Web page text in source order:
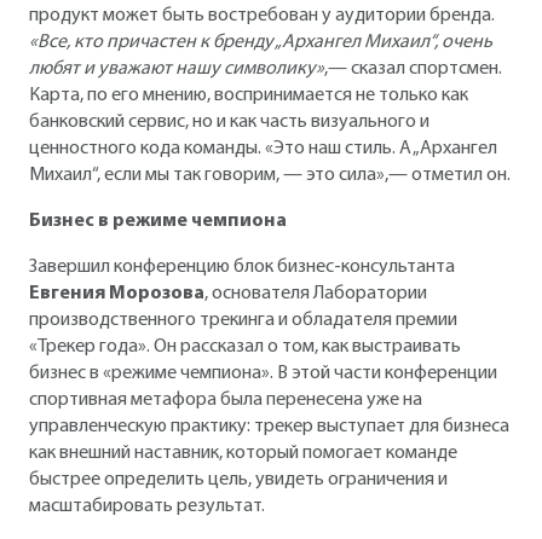
продукт может быть востребован у аудитории бренда.
«Все, кто причастен к бренду „Архангел Михаил“, очень
любят и уважают нашу символику»,— сказал спортсмен.
Карта, по его мнению, воспринимается не только как
банковский сервис, но и как часть визуального и
ценностного кода команды. «Это наш стиль. А „Архангел
Михаил“, если мы так говорим, — это сила»,— отметил он.
Бизнес в режиме чемпиона
Завершил конференцию блок бизнес-консультанта
Евгения Морозова, основателя Лаборатории
производственного трекинга и обладателя премии
«Трекер года». Он рассказал о том, как выстраивать
бизнес в «режиме чемпиона». В этой части конференции
спортивная метафора была перенесена уже на
управленческую практику: трекер выступает для бизнеса
как внешний наставник, который помогает команде
быстрее определить цель, увидеть ограничения и
масштабировать результат.